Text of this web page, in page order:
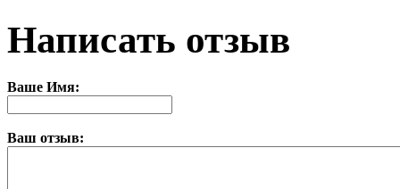
Написать отзыв
Ваше Имя:
Ваш отзыв: